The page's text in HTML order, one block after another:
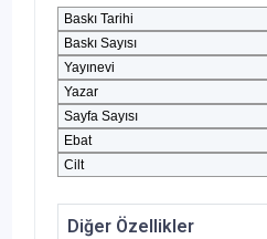
Baskı Tarihi
Baskı Sayısı
Yayınevi
Yazar
Sayfa Sayısı
Ebat
Cilt
Diğer Özellikler